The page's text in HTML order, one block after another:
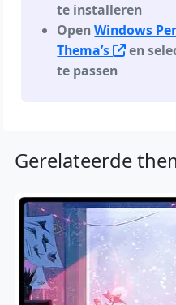
te installeren
OpenWindows
Thema’s
en
te passen
Gerelateerde